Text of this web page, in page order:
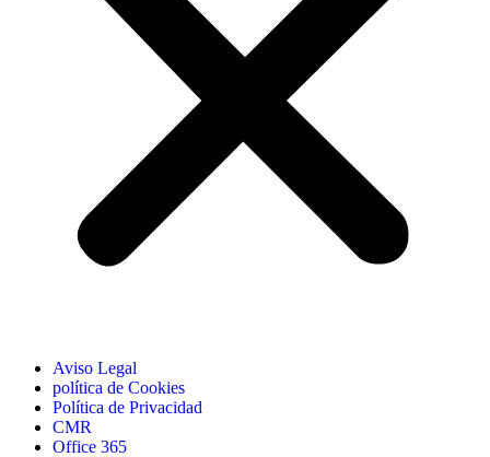
Aviso Legal
política de Cookies
Política de Privacidad
CMR
Office 365